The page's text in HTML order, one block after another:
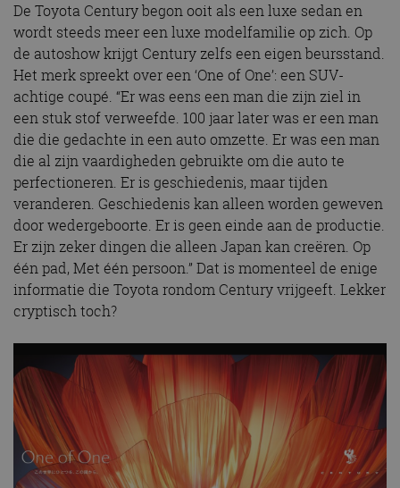
De Toyota Century begon ooit als een luxe sedan en
wordt steeds meer een luxe modelfamilie op zich. Op
de autoshow krijgt Century zelfs een eigen beursstand.
Het merk spreekt over een ‘One of One’: een SUV-
achtige coupé. “Er was eens een man die zijn ziel in
een stuk stof verweefde. 100 jaar later was er een man
die die gedachte in een auto omzette. Er was een man
die al zijn vaardigheden gebruikte om die auto te
perfectioneren. Er is geschiedenis, maar tijden
veranderen. Geschiedenis kan alleen worden geweven
door wedergeboorte. Er is geen einde aan de productie.
Er zijn zeker dingen die alleen Japan kan creëren. Op
één pad, Met één persoon.” Dat is momenteel de enige
informatie die Toyota rondom Century vrijgeeft. Lekker
cryptisch toch?